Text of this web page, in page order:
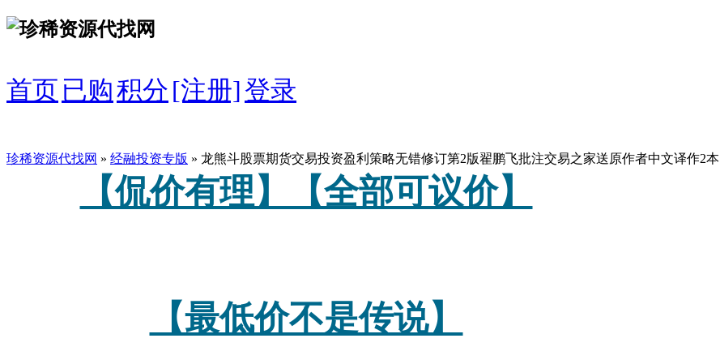
首页 已购积分[注册]登录
珍稀资源代找网 » 经融投资专版 » 龙熊斗股票期货交易投资盈利策略无错修订第2版翟鹏飞批注交易之家送原作者中文译作2本
【侃价有理】【全部可议价】
【最低价不是传说】